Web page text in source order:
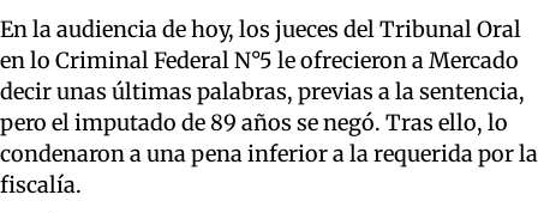
En la audiencia de hoy, los jueces del Tribunal Oral
en lo Criminal Federal N°5 le ofrecieron a Mercado
decir unas últimas palabras, previas a la sentencia,
pero el imputado de 89 años se negó. Tras ello, lo
condenaron a una pena inferior a la requerida por la
fiscalía.